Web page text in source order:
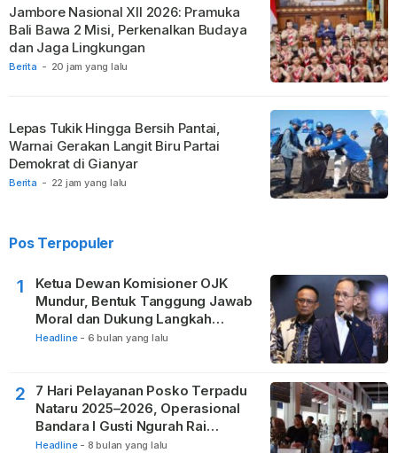
Berita - 20 jam yang lalu
Jambore Nasional XII 2026: Pramuka
Bali Bawa 2 Misi, Perkenalkan Budaya
dan Jaga Lingkungan
Berita - 22 jam yang lalu
Lepas Tukik Hingga Bersih Pantai,
Warnai Gerakan Langit Biru Partai
Demokrat di Gianyar
Pos Terpopuler
1
Ketua Dewan Komisioner OJK
Mundur, Bentuk Tanggung Jawab
Moral dan Dukung Langkah
Pemulihan
Headline - 6 bulan yang lalu
2
7 Hari Pelayanan Posko Terpadu
Nataru 2025–2026, Operasional
Bandara I Gusti Ngurah Rai
Berjalan Lancar
Headline - 8 bulan yang lalu